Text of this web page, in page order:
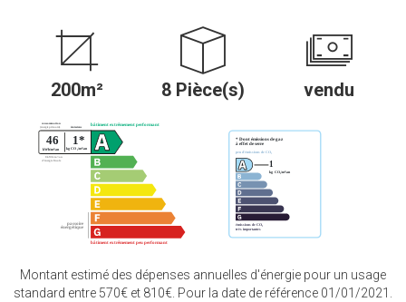
200m² 8 Pièce(s) vendu
Montant estimé des dépenses annuelles d'énergie pour un usage
standard entre 570€ et 810€. Pour la date de référence 01/01/2021.